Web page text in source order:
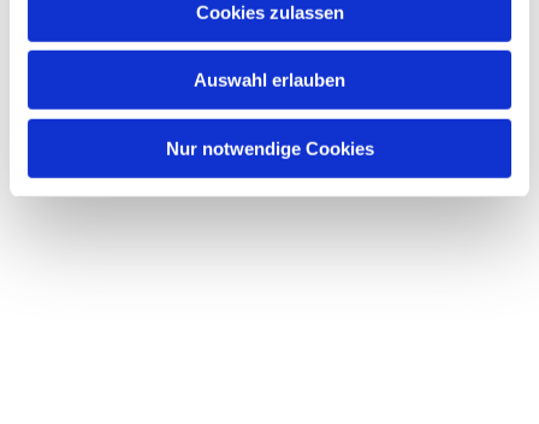
Cookies zulassen
Auswahl erlauben
Nur notwendige Cookies